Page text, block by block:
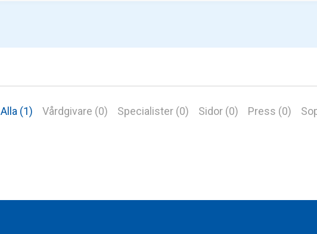
Alla (1) Vårdgivare (0) Specialister (0) Sidor (0) Press (0)